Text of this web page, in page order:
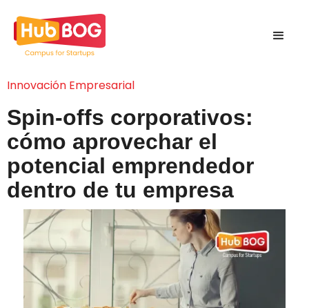
Innovación Empresarial
Spin-offs corporativos:
cómo aprovechar el
potencial emprendedor
dentro de tu empresa